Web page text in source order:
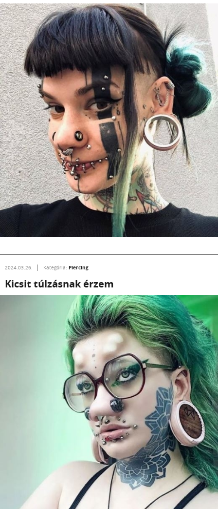
2024.03.26. Kategória: Piercing
Kicsit túlzásnak érzem